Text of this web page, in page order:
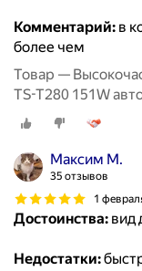
Комментарий: в
более чем
Товар —
TS-T280 151W
Вч динамики
Максим М.
35 отзывов
1
Достоинства: вид
Недостатки: